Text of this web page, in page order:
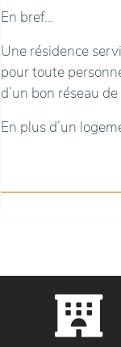
En bref...
Une résidence
pour toute
d’un bon réseau
En plus d’un